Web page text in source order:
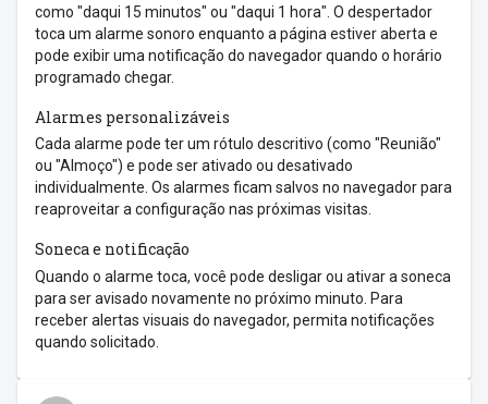
como "daqui 15 minutos" ou "daqui 1 hora". O despertador
toca um alarme sonoro enquanto a página estiver aberta e
pode exibir uma notificação do navegador quando o horário
programado chegar.
Alarmes personalizáveis
Cada alarme pode ter um rótulo descritivo (como "Reunião"
ou "Almoço") e pode ser ativado ou desativado
individualmente. Os alarmes ficam salvos no navegador para
reaproveitar a configuração nas próximas visitas.
Soneca e notificação
Quando o alarme toca, você pode desligar ou ativar a soneca
para ser avisado novamente no próximo minuto. Para
receber alertas visuais do navegador, permita notificações
quando solicitado.